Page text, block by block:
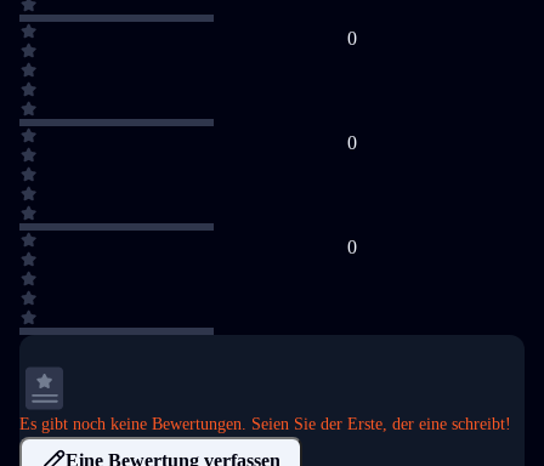
0
0
0
Es gibt noch keine Bewertungen. Seien Sie der Erste, der eine schreibt!
Eine Bewertung verfassen